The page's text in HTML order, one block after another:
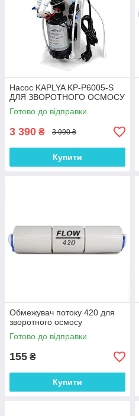
Насос KAPLYA KP-P6005-S
ДЛЯ ЗВОРОТНОГО ОСМОСУ
Готово до відправки
3 390 ₴ 3 990 ₴
Купити
Обмежувач потоку 420 для
зворотного осмосу
Готово до відправки
155 ₴
Купити